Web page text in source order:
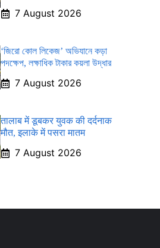
7 August 2026
‘জিরো কোল লিকেজ’ অভিযানে কড়া
পদক্ষেপ, লক্ষাধিক টাকার কয়লা উদ্ধার
7 August 2026
तालाब में डूबकर युवक की दर्दनाक
मौत, इलाके में पसरा मातम
7 August 2026